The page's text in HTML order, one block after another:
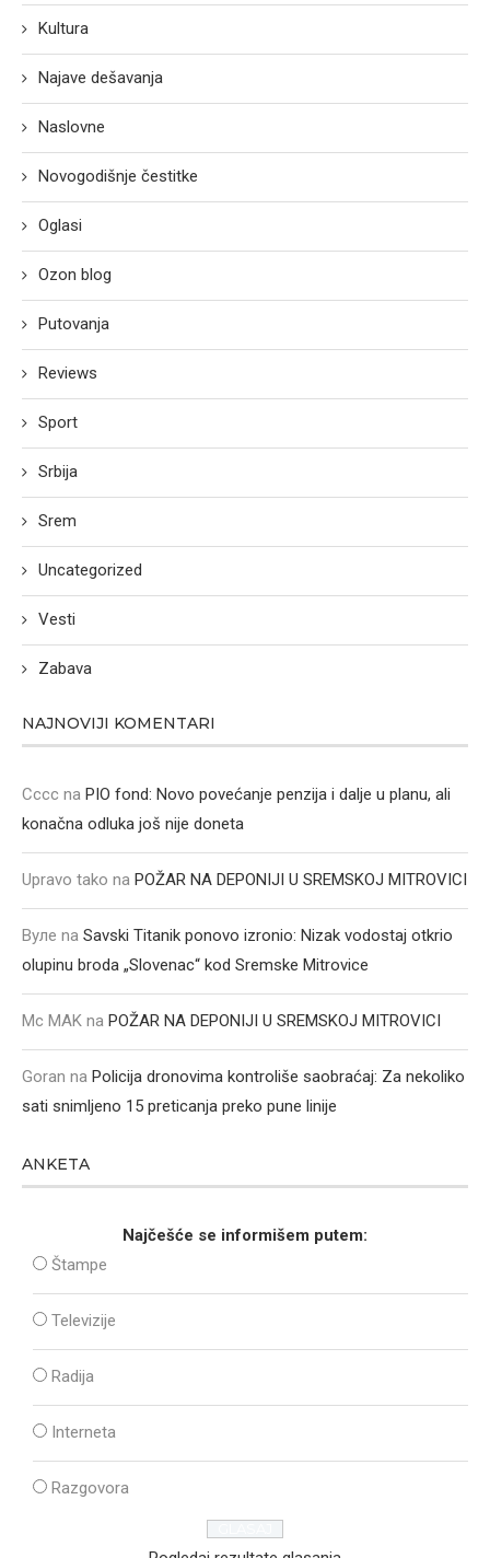
Kultura
Najave dešavanja
Naslovne
Novogodišnje čestitke
Oglasi
Ozon blog
Putovanja
Reviews
Sport
Srbija
Srem
Uncategorized
Vesti
Zabava
NAJNOVIJI KOMENTARI
Cccc na PIO fond: Novo povećanje penzija i dalje u planu, ali
konačna odluka još nije doneta
Upravo tako na POŽAR NA DEPONIJI U SREMSKOJ MITROVICI
Вуле na Savski Titanik ponovo izronio: Nizak vodostaj otkrio
olupinu broda „Slovenac“ kod Sremske Mitrovice
Mc MAK na POŽAR NA DEPONIJI U SREMSKOJ MITROVICI
Goran na Policija dronovima kontroliše saobraćaj: Za nekoliko
sati snimljeno 15 preticanja preko pune linije
ANKETA
Najčešće se informišem putem:
Štampe
Televizije
Radija
Interneta
Razgovora